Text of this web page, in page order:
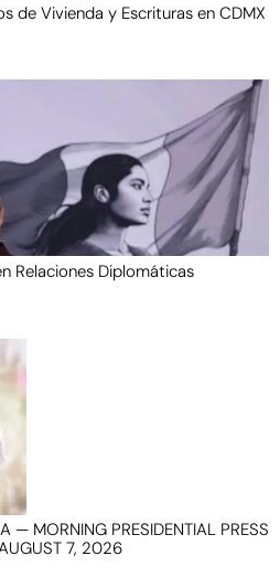
de Vivienda y Escrituras en CDMX
Relaciones Diplomáticas
— MORNING PRESIDENTIAL PRESS
7, 2026